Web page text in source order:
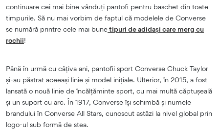
continuare cei mai bine vânduți pantofi pentru baschet din toate
timpurile. Să nu mai vorbim de faptul că modelele de Converse
se numără printre cele mai bunetipuri de adidași care merg cu
rochii!
Până în urmă cu câțiva ani, pantofii sport Converse Chuck Taylor
și-au păstrat aceeași linie și model inițiale. Ulterior, în 2015, a fost
lansată o nouă linie de încălțăminte sport, cu mai multă căptușeală
și un suport cu arc. În 1917, Converse își schimbă și numele
brandului în Converse All Stars, cunoscut astăzi la nivel global prin
logo-ul sub formă de stea.